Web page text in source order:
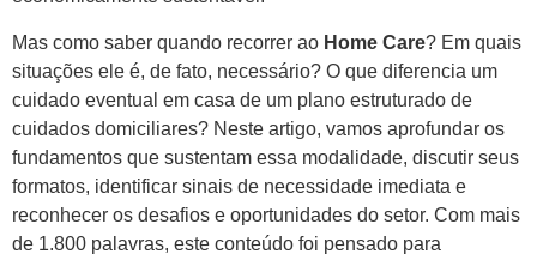
Mas como saber quando recorrer ao Home Care? Em quais
situações ele é, de fato, necessário? O que diferencia um
cuidado eventual em casa de um plano estruturado de
cuidados domiciliares? Neste artigo, vamos aprofundar os
fundamentos que sustentam essa modalidade, discutir seus
formatos, identificar sinais de necessidade imediata e
reconhecer os desafios e oportunidades do setor. Com mais
de 1.800 palavras, este conteúdo foi pensado para